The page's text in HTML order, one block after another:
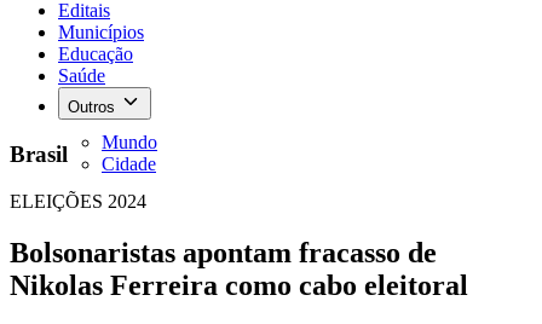
Editais
Municípios
Educação
Saúde
Outros
Mundo
Cidade
Brasil
ELEIÇÕES 2024
Bolsonaristas apontam fracasso de
Nikolas Ferreira como cabo eleitoral